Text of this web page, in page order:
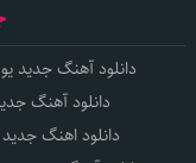
دانلود آهنگ جدید
دانلود آهنگ
دانلود اهنگ